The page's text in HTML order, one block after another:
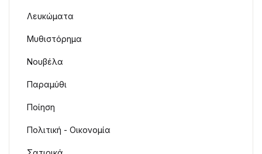
Λευκώματα
Μυθιστόρημα
Νουβέλα
Παραμύθι
Ποίηση
Πολιτική - Οικονομία